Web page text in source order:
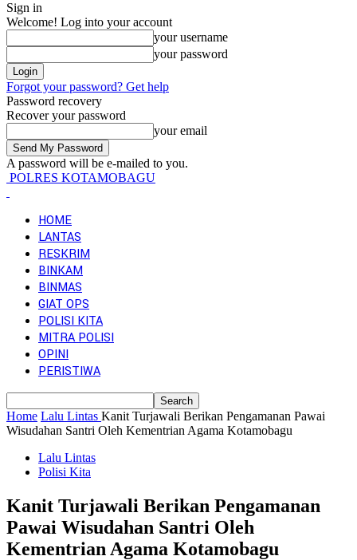
Sign in
Welcome! Log into your account
your username
your password
Forgot your password? Get help
Password recovery
Recover your password
your email
A password will be e-mailed to you.
POLRES KOTAMOBAGU
HOME
LANTAS
RESKRIM
BINKAM
BINMAS
GIAT OPS
POLISI KITA
MITRA POLISI
OPINI
PERISTIWA
Home Lalu Lintas Kanit Turjawali Berikan Pengamanan Pawai
Wisudahan Santri Oleh Kementrian Agama Kotamobagu
Lalu Lintas
Polisi Kita
Kanit Turjawali Berikan Pengamanan
Pawai Wisudahan Santri Oleh
Kementrian Agama Kotamobagu